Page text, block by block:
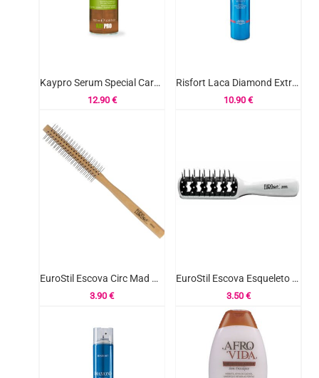
Kaypro Serum Special Care Argan Oil 100ml
12.90 €
Risfort Laca Diamond Extra Forte 500ml
10.90€
EuroStil Escova Circ Mad Pua 9mm Ref.00505
3.90€
EuroStil Escova Esqueleto Pequeno Ref.00585
3.50 €